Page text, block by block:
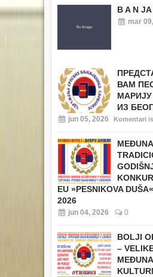
B A N
mar
ВАМ
ИЗ
jun 05, 2026 Komentari
EU »PESNIKOVA
2026
jun 04, 2026 0
BOLJI
–